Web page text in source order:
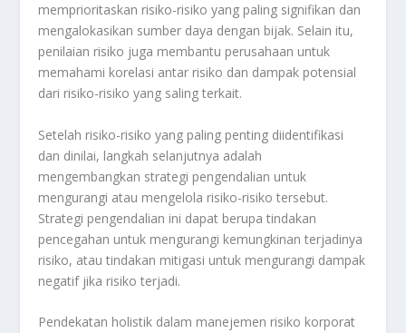
memprioritaskan risiko-risiko yang paling signifikan dan
mengalokasikan sumber daya dengan bijak. Selain itu,
penilaian risiko juga membantu perusahaan untuk
memahami korelasi antar risiko dan dampak potensial
dari risiko-risiko yang saling terkait.
Setelah risiko-risiko yang paling penting diidentifikasi
dan dinilai, langkah selanjutnya adalah
mengembangkan strategi pengendalian untuk
mengurangi atau mengelola risiko-risiko tersebut.
Strategi pengendalian ini dapat berupa tindakan
pencegahan untuk mengurangi kemungkinan terjadinya
risiko, atau tindakan mitigasi untuk mengurangi dampak
negatif jika risiko terjadi.
Pendekatan holistik dalam manejemen risiko korporat